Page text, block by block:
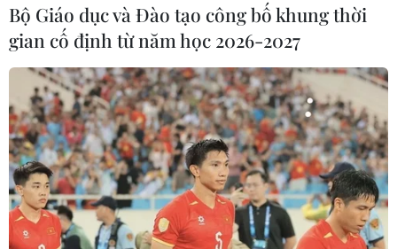
Bộ Giáo dục và Đào tạo công bố khung thời
gian cố định từ năm học 2026-2027